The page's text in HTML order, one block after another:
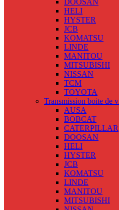
DOOSAN
HELI
HYSTER
JCB
KOMATSU
LINDE
MANITOU
MITSUBISHI
NISSAN
TCM
TOYOTA
Transmission boite de
AUSA
BOBCAT
CATERPILLAR
DOOSAN
HELI
HYSTER
JCB
KOMATSU
LINDE
MANITOU
MITSUBISHI